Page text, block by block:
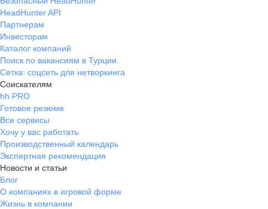
HeadHunter API
Партнерам
Инвесторам
Каталог компаний
Поиск по вакансиям в Турции
Сетка: соцсеть для нетворкинга
Соискателям
hh PRO
Готовое резюме
Все сервисы
Хочу у вас работать
Производственный календарь
Экспертная рекомендация
Новости и статьи
Блог
О компаниях в игровой форме
Жизнь в компании